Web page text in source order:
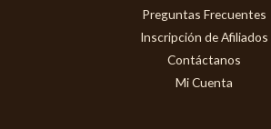
Preguntas Frecuentes
Inscripción de Afiliados
Contáctanos
Mi Cuenta